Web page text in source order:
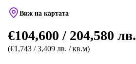
Виж на картата
€104,600 / 204,580 лв.
(€1,743 / 3,409 лв. / кв.м)